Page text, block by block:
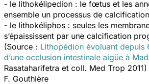
- le lithokélipedion : le fœtus et les
ensemble un processus de
- le lithokéliphos : seules les
s’épaississent par une calcification
(Source : Lithopédion évoluant depuis
d’une occlusion intestinale aigüe à
Rasataharifetra et coll. Med Trop 2011)
F. Gouthière